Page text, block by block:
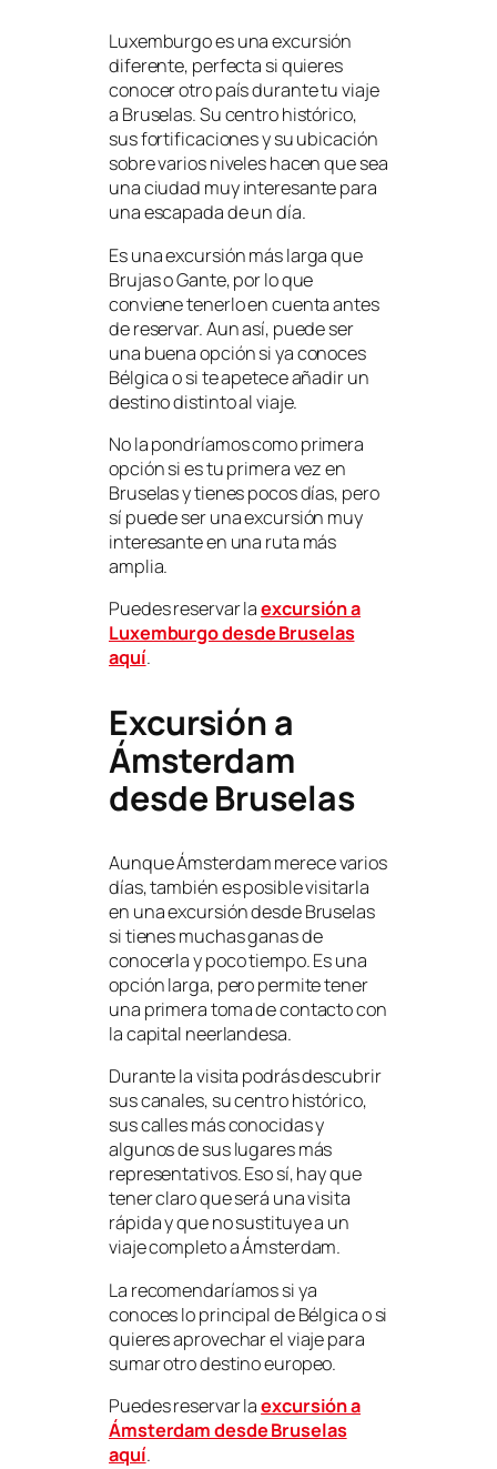
Luxemburgo es una excursión
diferente, perfecta si quieres
conocer otro país durante tu viaje
a Bruselas. Su centro histórico,
sus fortificaciones y su ubicación
sobre varios niveles hacen que sea
una ciudad muy interesante para
una escapada de un día.
Es una excursión más larga que
Brujas o Gante, por lo que
conviene tenerlo en cuenta antes
de reservar. Aun así, puede ser
una buena opción si ya conoces
Bélgica o si te apetece añadir un
destino distinto al viaje.
No la pondríamos como primera
opción si es tu primera vez en
Bruselas y tienes pocos días, pero
sí puede ser una excursión muy
interesante en una ruta más
amplia.
Puedes reservar laexcursión a
Luxemburgo desde Bruselas
aquí.
Excursión a
Ámsterdam
desde Bruselas
Aunque Ámsterdam merece varios
días, también es posible visitarla
en una excursión desde Bruselas
si tienes muchas ganas de
conocerla y poco tiempo. Es una
opción larga, pero permite tener
una primera toma de contacto con
la capital neerlandesa.
Durante la visita podrás descubrir
sus canales, su centro histórico,
sus calles más conocidas y
algunos de sus lugares más
representativos. Eso sí, hay que
tener claro que será una visita
rápida y que no sustituye a un
viaje completo a Ámsterdam.
La recomendaríamos si ya
conoces lo principal de Bélgica o si
quieres aprovechar el viaje para
sumar otro destino europeo.
Puedes reservar laexcursión a
Ámsterdam desde Bruselas
aquí.